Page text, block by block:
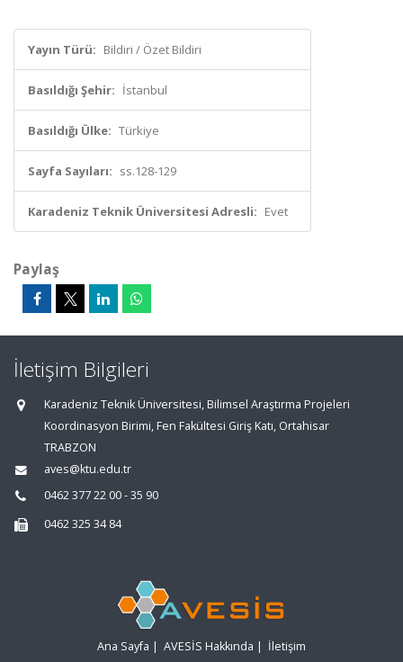
Yayın Türü: Bildiri / Özet Bildiri
Basıldığı Şehir: İstanbul
Basıldığı Ülke: Türkiye
Sayfa Sayıları: ss.128-129
Karadeniz Teknik Üniversitesi Adresli: Evet
Paylaş
İletişim Bilgileri
Karadeniz Teknik Üniversitesi, Bilimsel Araştırma Projeleri
Koordinasyon Birimi, Fen Fakültesi Giriş Katı, Ortahisar
TRABZON
aves@ktu.edu.tr
0462 377 22 00 - 35 90
0462 325 34 84
Ana Sayfa | AVESİS Hakkında | İletişim